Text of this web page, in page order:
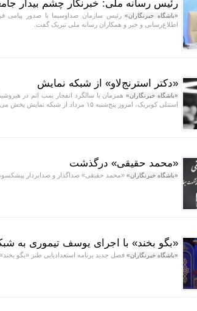
رئیس رسانه ملی: خبرنگار چشم بیدار
«باشگاه خبرنگاران»رئیس سازمان صداوسیما با صدور پیامی
اطلاع‌رسانی و خبر و همکاران رسانه ملی تبریک گفت.
«دکتر استرنج‌لاو» از شبکه نمایش
«باشگاه خبرنگاران»همزمان با سالگرد انفجار بمب اتم در
استنلی کوبریک، امروز پنج‌شنبه ۱۵ مرداد از شبکه نمایش پخش می‌شود.
«محمد حقیقی» درگذشت
«باشگاه خبرنگاران» «محمد حقیقی» صداگذار و صدابردار
«بگو بخند» با اجرای یوسف تیموری به
«باشگاه خبرنگاران» فصل جدید برنامه استعدادیابی طنز «بگو